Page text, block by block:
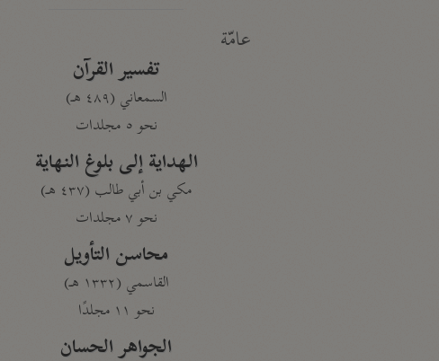
عامّة
تفسير القرآن
السمعاني (٤٨٩ هـ)
نحو ٥ مجلدات
الهداية إلى بلوغ النهاية
مكي بن أبي طالب (٤٣٧ هـ)
نحو ٧ مجلدات
محاسن التأويل
القاسمي (١٣٣٢ هـ)
نحو ١١ مجلدًا
الجواهر الحسان